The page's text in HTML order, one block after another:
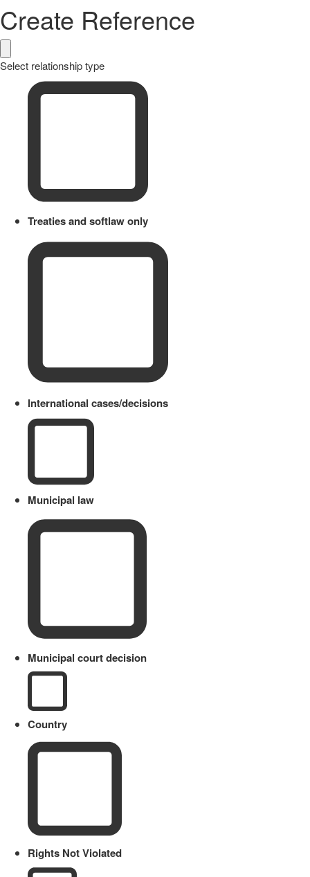
Create Reference
Select relationship type
Treaties and softlaw only
International cases/decisions
Municipal law
Municipal court decision
Country
Rights Not Violated